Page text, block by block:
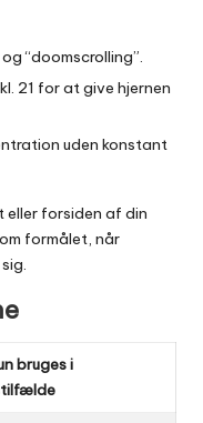
“doomscrolling”.
21 for at give hjernen
uden konstant
forsiden af din
formålet, når
bruges i